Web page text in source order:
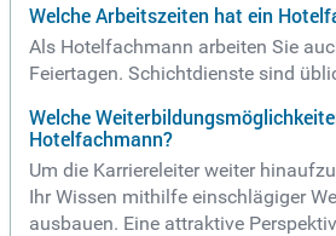
Welche Arbeitszeiten hat ein
Als Hotelfachmann arbeiten Sie
Feiertagen. Schichtdienste sind
Welche
Hotelfachmann?
Um die Karriereleiter weiter
Ihr Wissen mithilfe einschlägiger
ausbauen. Eine attraktive